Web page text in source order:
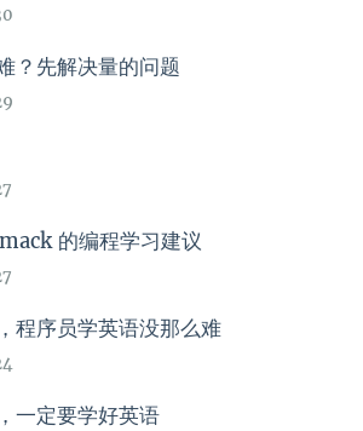
？先解决量的问题
的编程学习建议
程序员学英语没那么难
一定要学好英语